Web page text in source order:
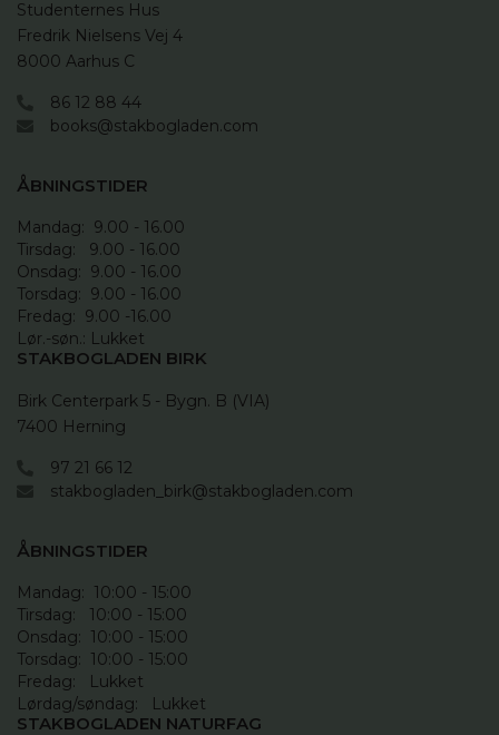
Studenternes Hus
Fredrik Nielsens Vej 4
8000 Aarhus C
86 12 88 44
books@stakbogladen.com
ÅBNINGSTIDER
Mandag:  9.00 - 16.00
Tirsdag:   9.00 - 16.00
Onsdag:  9.00 - 16.00
Torsdag:  9.00 - 16.00
Fredag:  9.00 -16.00
Lør.-søn.: Lukket
STAKBOGLADEN BIRK
Birk Centerpark 5 - Bygn. B (VIA)
7400 Herning
97 21 66 12
stakbogladen_birk@stakbogladen.com
ÅBNINGSTIDER
Mandag:  10:00 - 15:00
Tirsdag:   10:00 - 15:00
Onsdag:  10:00 - 15:00
Torsdag:  10:00 - 15:00
Fredag:   Lukket
Lørdag/søndag:   Lukket
STAKBOGLADEN NATURFAG